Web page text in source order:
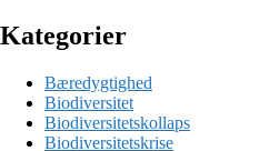
Kategorier
Bæredygtighed
Biodiversitet
Biodiversitetskollaps
Biodiversitetskrise